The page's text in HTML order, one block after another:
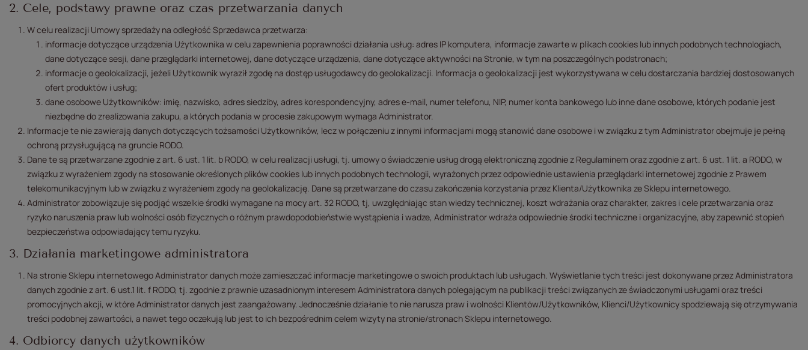
2. Cele, podstawy prawne oraz czas przetwarzania danych
W celu realizacji Umowy sprzedaży na odległość Sprzedawca przetwarza:
informacje dotyczące urządzenia Użytkownika w celu zapewnienia poprawności działania usług: adres IP komputera, informacje zawarte w plikach cookies lub innych podobnych technologiach,
dane dotyczące sesji, dane przeglądarki internetowej, dane dotyczące urządzenia, dane dotyczące aktywności na Stronie, w tym na poszczególnych podstronach;
informacje o geolokalizacji, jeżeli Użytkownik wyraził zgodę na dostęp usługodawcy do geolokalizacji. Informacja o geolokalizacji jest wykorzystywana w celu dostarczania bardziej dostosowanych
ofert produktów i usług;
dane osobowe Użytkowników: imię, nazwisko, adres siedziby, adres korespondencyjny, adres e-mail, numer telefonu, NIP, numer konta bankowego lub inne dane osobowe, których podanie jest
niezbędne do zrealizowania zakupu, a których podania w procesie zakupowym wymaga Administrator.
Informacje te nie zawierają danych dotyczących tożsamości Użytkowników, lecz w połączeniu z innymi informacjami mogą stanowić dane osobowe i w związku z tym Administrator obejmuje je pełną
ochroną przysługującą na gruncie RODO.
Dane te są przetwarzane zgodnie z art. 6 ust. 1 lit. b RODO, w celu realizacji usługi, tj. umowy o świadczenie usług drogą elektroniczną zgodnie z Regulaminem oraz zgodnie z art. 6 ust. 1 lit. a RODO, w
związku z wyrażeniem zgody na stosowanie określonych plików cookies lub innych podobnych technologii, wyrażonych przez odpowiednie ustawienia przeglądarki internetowej zgodnie z Prawem
telekomunikacyjnym lub w związku z wyrażeniem zgody na geolokalizację. Dane są przetwarzane do czasu zakończenia korzystania przez Klienta/Użytkownika ze Sklepu internetowego.
Administrator zobowiązuje się podjąć wszelkie środki wymagane na mocy art. 32 RODO, tj, uwzględniając stan wiedzy technicznej, koszt wdrażania oraz charakter, zakres i cele przetwarzania oraz
ryzyko naruszenia praw lub wolności osób fizycznych o różnym prawdopodobieństwie wystąpienia i wadze, Administrator wdraża odpowiednie środki techniczne i organizacyjne, aby zapewnić stopień
bezpieczeństwa odpowiadający temu ryzyku.
3. Działania marketingowe administratora
Na stronie Sklepu internetowego Administrator danych może zamieszczać informacje marketingowe o swoich produktach lub usługach. Wyświetlanie tych treści jest dokonywane przez Administratora
danych zgodnie z art. 6 ust.1 lit. f RODO, tj. zgodnie z prawnie uzasadnionym interesem Administratora danych polegającym na publikacji treści związanych ze świadczonymi usługami oraz treści
promocyjnych akcji, w które Administrator danych jest zaangażowany. Jednocześnie działanie to nie narusza praw i wolności Klientów/Użytkowników, Klienci/Użytkownicy spodziewają się otrzymywania
treści podobnej zawartości, a nawet tego oczekują lub jest to ich bezpośrednim celem wizyty na stronie/stronach Sklepu internetowego.
4. Odbiorcy danych użytkowników